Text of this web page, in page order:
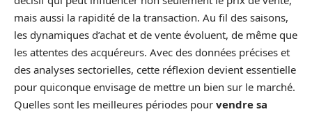
mais aussi la rapidité de la transaction. Au fil des saisons,
les dynamiques d’achat et de vente évoluent, de même que
les attentes des acquéreurs. Avec des données précises et
des analyses sectorielles, cette réflexion devient essentielle
pour quiconque envisage de mettre un bien sur le marché.
Quelles sont les meilleures périodes pour vendre sa